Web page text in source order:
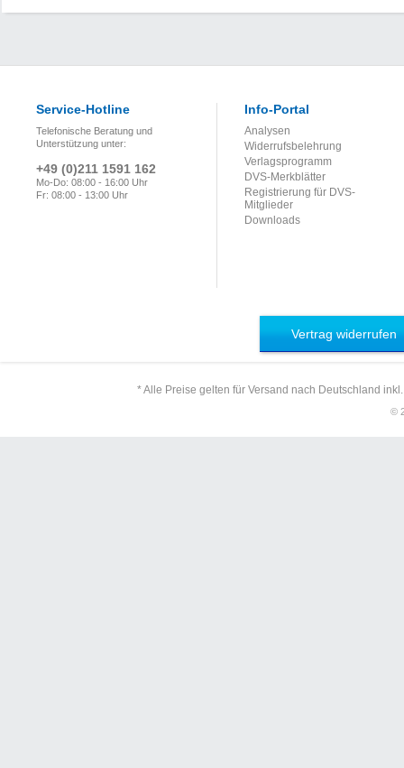
Service-Hotline
Telefonische Beratung und
Unterstützung unter:
+49 (0)211 1591 162
Mo-Do: 08:00 - 16:00 Uhr
Fr: 08:00 - 13:00 Uhr
Info-Portal
Analysen
Widerrufsbelehrung
Verlagsprogramm
DVS-Merkblätter
Registrierung für DVS-
Mitglieder
Downloads
Vertrag widerrufen
* Alle Preise gelten für Versand nach Deutschland
©